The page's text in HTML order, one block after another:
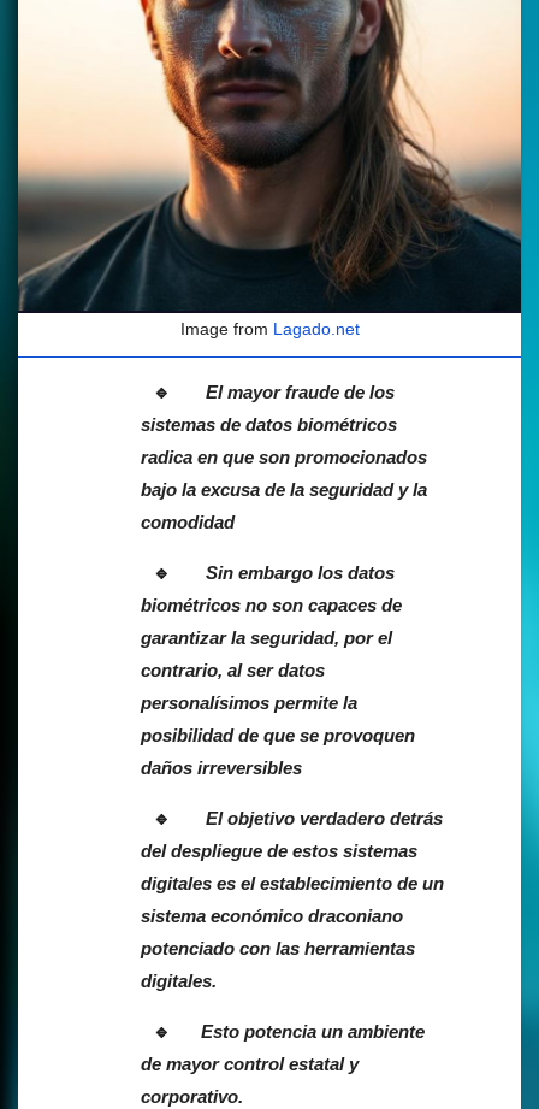
Image from Lagado.net
El mayor fraude de los
sistemas de datos biométricos
radica en que son promocionados
bajo la excusa de la seguridad y la
comodidad
Sin embargo los datos
biométricos no son capaces de
garantizar la seguridad, por el
contrario, al ser datos
personalísimos permite la
posibilidad de que se provoquen
daños irreversibles
El objetivo verdadero detrás
del despliegue de estos sistemas
digitales es el establecimiento de un
sistema económico draconiano
potenciado con las herramientas
digitales.
Esto potencia un ambiente
de mayor control estatal y
corporativo.